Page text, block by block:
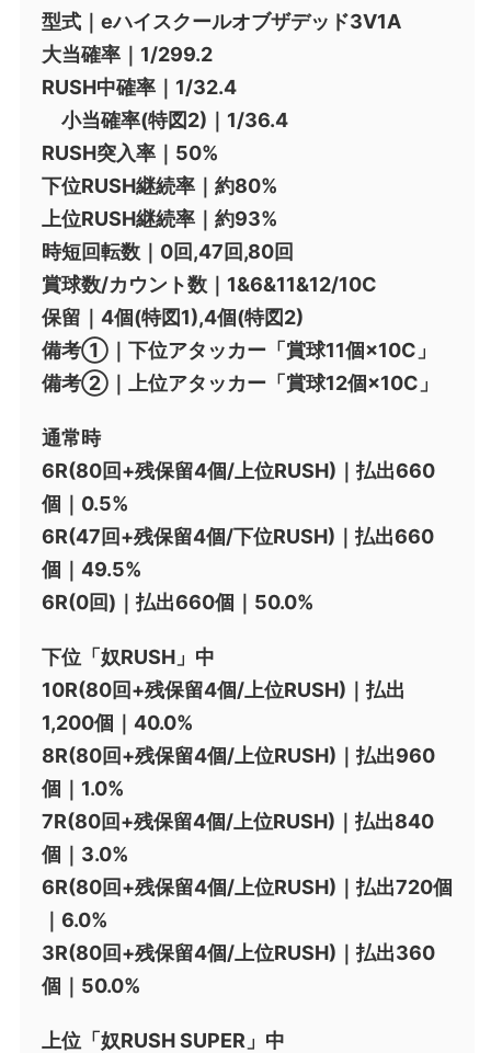
型式｜eハイスクールオブザデッド3V1A
大当確率｜1/299.2
RUSH中確率｜1/32.4
小当確率(特図2)｜1/36.4
RUSH突入率｜50%
下位RUSH継続率｜約80%
上位RUSH継続率｜約93%
時短回転数｜0回,47回,80回
賞球数/カウント数｜1&6&11&12/10C
保留｜4個(特図1),4個(特図2)
備考①｜下位アタッカー「賞球11個×10C」
備考②｜上位アタッカー「賞球12個×10C」
通常時
6R(80回+残保留4個/上位RUSH)｜払出660
個｜0.5%
6R(47回+残保留4個/下位RUSH)｜払出660
個｜49.5%
6R(0回)｜払出660個｜50.0%
下位「奴RUSH」中
10R(80回+残保留4個/上位RUSH)｜払出
1,200個｜40.0%
8R(80回+残保留4個/上位RUSH)｜払出960
個｜1.0%
7R(80回+残保留4個/上位RUSH)｜払出840
個｜3.0%
6R(80回+残保留4個/上位RUSH)｜払出720個
｜6.0%
3R(80回+残保留4個/上位RUSH)｜払出360
個｜50.0%
上位「奴RUSH SUPER」中